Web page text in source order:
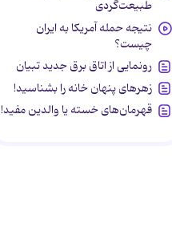
طبیعت‌گردی
نتیجه حمله آمریکا به ایران
چیست؟
رونمایی از اتاق برق جدید تبیان
زهرهای پنهان خانه را بشناسید!
قهرمان‌های خسته یا والدین مفید!